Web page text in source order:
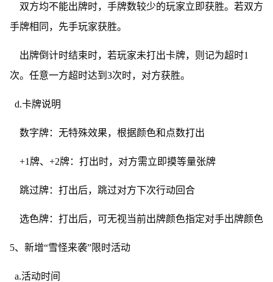
双方均不能出牌时，手牌数较少的玩家立即获胜。若双方
手牌相同，先手玩家获胜。
出牌倒计时结束时，若玩家未打出卡牌，则记为超时1
次。任意一方超时达到3次时，对方获胜。
d.卡牌说明
数字牌：无特殊效果，根据颜色和点数打出
+1牌、+2牌：打出时，对方需立即摸等量张牌
跳过牌：打出后，跳过对方下次行动回合
选色牌：打出后，可无视当前出牌颜色指定对手出牌颜色
5、新增“雪怪来袭”限时活动
a.活动时间